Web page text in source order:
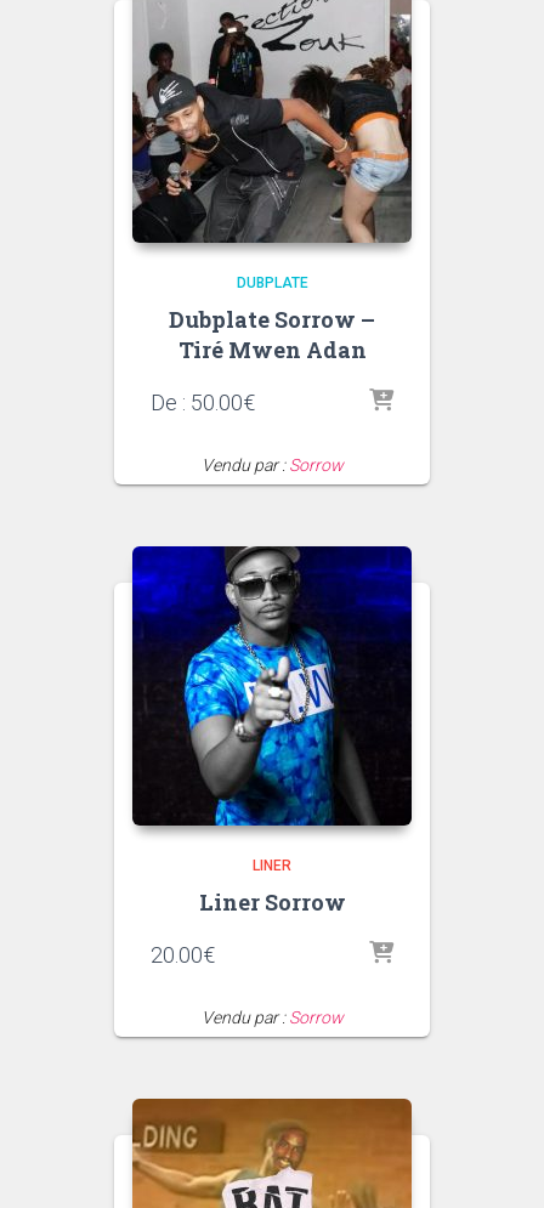
DUBPLATE
Dubplate Sorrow –
Tiré Mwen Adan
De : 50.00€
Vendu par :Sorrow
LINER
Liner Sorrow
20.00€
Vendu par :Sorrow